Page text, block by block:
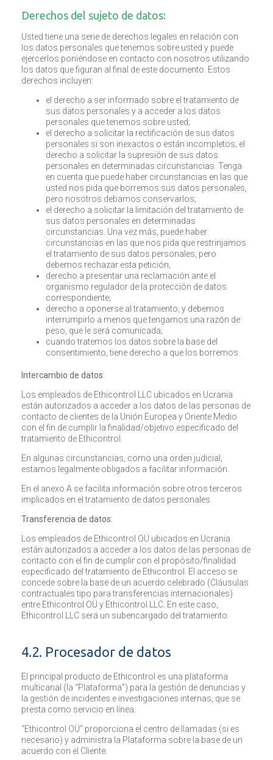
Derechos del sujeto de datos:
Usted tiene una serie de derechos legales en relación con
los datos personales que tenemos sobre usted y puede
ejercerlos poniéndose en contacto con nosotros utilizando
los datos que figuran al final de este documento. Estos
derechos incluyen:
el derecho a ser informado sobre el tratamiento de
sus datos personales y a acceder a los datos
personales que tenemos sobre usted;
el derecho a solicitar la rectificación de sus datos
personales si son inexactos o están incompletos; el
derecho a solicitar la supresión de sus datos
personales en determinadas circunstancias. Tenga
en cuenta que puede haber circunstancias en las que
usted nos pida que borremos sus datos personales,
pero nosotros debamos conservarlos;
el derecho a solicitar la limitación del tratamiento de
sus datos personales en determinadas
circunstancias. Una vez más, puede haber
circunstancias en las que nos pida que restrinjamos
el tratamiento de sus datos personales, pero
debemos rechazar esta petición;
derecho a presentar una reclamación ante el
organismo regulador de la protección de datos
correspondiente;
derecho a oponerse al tratamiento, y debemos
interrumpirlo a menos que tengamos una razón de
peso, que le será comunicada;
cuando tratemos los datos sobre la base del
consentimiento, tiene derecho a que los borremos.
Intercambio de datos:
Los empleados de Ethicontrol LLC ubicados en Ucrania
están autorizados a acceder a los datos de las personas de
contacto de clientes de la Unión Europea y Oriente Medio
con el fin de cumplir la finalidad/objetivo especificado del
tratamiento de Ethicontrol.
En algunas circunstancias, como una orden judicial,
estamos legalmente obligados a facilitar información.
En el anexo A se facilita información sobre otros terceros
implicados en el tratamiento de datos personales.
Transferencia de datos:
Los empleados de Ethicontrol OÜ ubicados en Ucrania
están autorizados a acceder a los datos de las personas de
contacto con el fin de cumplir con el propósito/finalidad
especificado del tratamiento de Ethicontrol. El acceso se
concede sobre la base de un acuerdo celebrado (Cláusulas
contractuales tipo para transferencias internacionales)
entre Ethicontrol OÜ y Ethicontrol LLC. En este caso,
Ethicontrol LLC será un subencargado del tratamiento.
4.2. Procesador de datos
El principal producto de Ethicontrol es una plataforma
multicanal (la “Plataforma”) para la gestión de denuncias y
la gestión de incidentes e investigaciones internas, que se
presta como servicio en línea.
“Ethicontrol OÜ” proporciona el centro de llamadas (si es
necesario) y administra la Plataforma sobre la base de un
acuerdo con el Cliente.